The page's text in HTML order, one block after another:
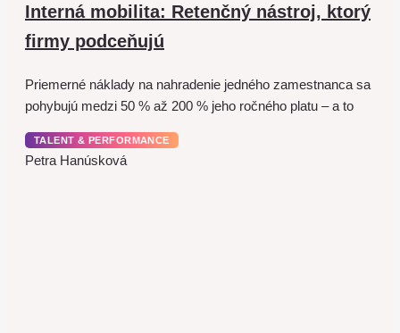
Interná mobilita: Retenčný nástroj, ktorý
firmy podceňujú
Priemerné náklady na nahradenie jedného zamestnanca sa
pohybujú medzi 50 % až 200 % jeho ročného platu – a to
TALENT & PERFORMANCE
Petra Hanúsková